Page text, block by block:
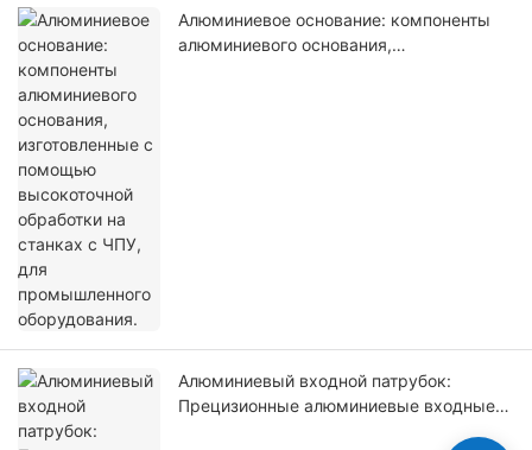
Алюминиевое основание: компоненты
алюминиевого основания,
Алюминиевый входной патрубок:
Прецизионные алюминиевые входные